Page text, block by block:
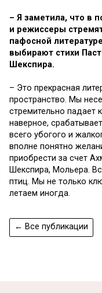
– Я заметила, что в
и режиссеры
пафосной
выбирают стихи
Шекспира.
– Это прекрасная
пространство. Мы
стремительно падает
наверное,
всего убогого и
вполне понятно
приобрести за счет
Шекспира, Мольера.
птиц. Мы не только
летаем иногда.
← Все публикации